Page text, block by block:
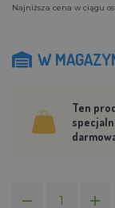
Najniższa cena w ciągu
W
Ten